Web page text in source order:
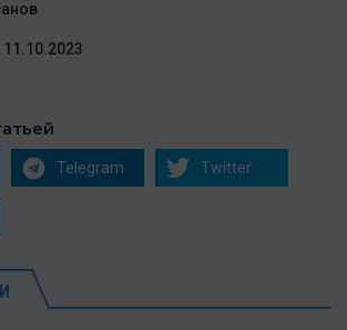
11.10.2023
Telegram Twitter